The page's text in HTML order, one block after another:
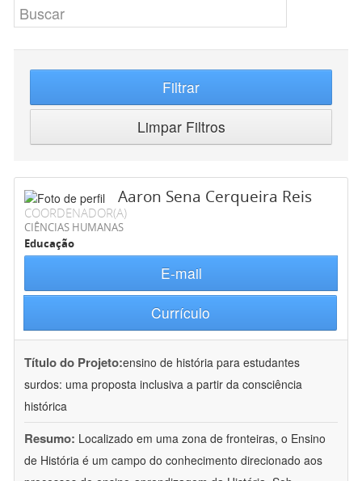
Filtrar
Limpar Filtros
Aaron Sena Cerqueira Reis
COORDENADOR(A)
CIÊNCIAS HUMANAS
Educação
E-mail
Currículo
Título do Projeto:ensino de história para estudantes
surdos: uma proposta inclusiva a partir da consciência
histórica
Resumo: Localizado em uma zona de fronteiras, o Ensino
de História é um campo do conhecimento direcionado aos